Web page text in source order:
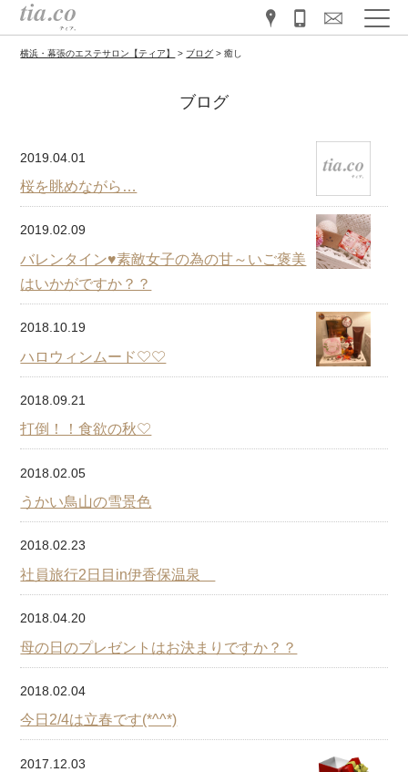
横浜・幕張のエステサロン【ティア】 > ブログ >癒し
ブログ
2019.04.01
桜を眺めながら…
2019.02.09
バレンタイン♥素敵女子の為の甘～いご褒美
はいかがですか？？
2018.10.19
ハロウィンムード♡♡
2018.09.21
打倒！！食欲の秋♡
2018.02.05
うかい鳥山の雪景色
2018.02.23
社員旅行2日目in伊香保温泉
2018.04.20
母の日のプレゼントはお決まりですか？？
2018.02.04
今日2/4は立春です(*^^*)
2017.12.03